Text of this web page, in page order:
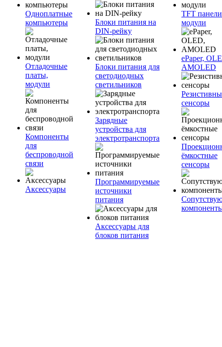
Одноплатные
компьютеры
Отладочные
платы,
модули
Компоненты
для
беспроводной
связи
Аксессуары
Блоки питания на
DIN-рейку
Блоки питания для
светодиодных
светильников
Зарядные
устройства для
электротранспорта
Программируемые
источники
питания
Аксессуары для
блоков питания
TFT
модули
ePaper,
AMOLED
сенсоры
ёмкостные
сенсоры